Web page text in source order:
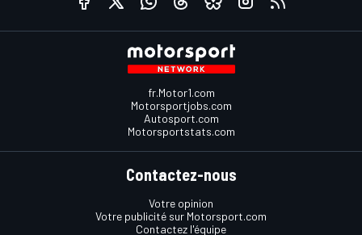
fr.Motor1.com
Motorsportjobs.com
Autosport.com
Motorsportstats.com
Contactez-nous
Votre opinion
Votre publicité sur Motorsport.com
Contactez l'équipe